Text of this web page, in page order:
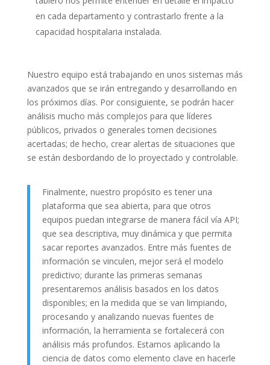
en cada departamento y contrastarlo frente a la
capacidad hospitalaria instalada.
Nuestro equipo está trabajando en unos sistemas más
avanzados que se irán entregando y desarrollando en
los próximos días. Por consiguiente, se podrán hacer
análisis mucho más complejos para que líderes
públicos, privados o generales tomen decisiones
acertadas; de hecho, crear alertas de situaciones que
se están desbordando de lo proyectado y controlable.
Finalmente, nuestro propósito es tener una
plataforma que sea abierta, para que otros
equipos puedan integrarse de manera fácil vía API;
que sea descriptiva, muy dinámica y que permita
sacar reportes avanzados. Entre más fuentes de
información se vinculen, mejor será el modelo
predictivo; durante las primeras semanas
presentaremos análisis basados en los datos
disponibles; en la medida que se van limpiando,
procesando y analizando nuevas fuentes de
información, la herramienta se fortalecerá con
análisis más profundos. Estamos aplicando la
ciencia de datos como elemento clave en hacerle